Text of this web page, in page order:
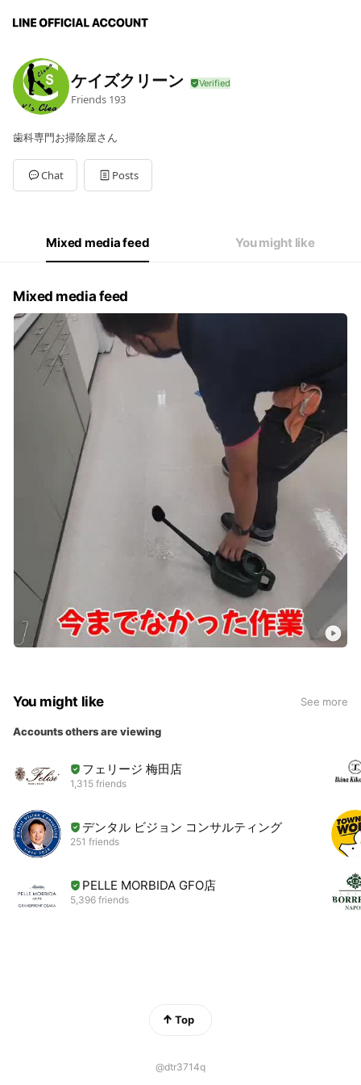
ケイズクリーン
Friends 193
歯科専門お掃除屋さん
Chat Posts
Mixed media feed You might like
Mixed media feed
You might like See more
Accounts others are viewing
フェリージ 梅田店
1,315 friends
デンタル ビジョン コンサルティング
251 friends
PELLE MORBIDA GFO店
5,396 friends
Top
@dtr3714q